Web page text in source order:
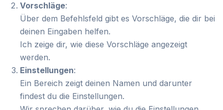
Vorschläge:
Über dem Befehlsfeld gibt es Vorschläge, die dir bei
deinen Eingaben helfen.
Ich zeige dir, wie diese Vorschläge angezeigt
werden.
Einstellungen:
Ein Bereich zeigt deinen Namen und darunter
findest du die Einstellungen.